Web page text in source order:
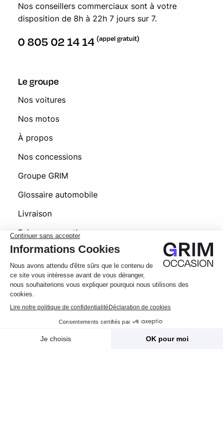
Message Appelez
Nos conseillers commerciaux sont à votre
disposition de 8h à 22h 7 jours sur 7.
0 805 02 14 14 (appel gratuit)
Le groupe
Nos voitures
Nos motos
À propos
Nos concessions
Groupe GRIM
Glossaire automobile
Livraison
Foire aux questions
© 2026 Grim Occasion
Conditions générales d’utilisation
Politique de confidentialité
Mentions légales